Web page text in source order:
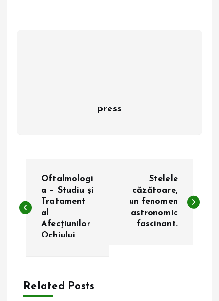
press
v
a
Oftalmologi
a – Studiu și
Tratament
al
Afecțiunilor
Ochiului.
Stelele
căzătoare,
un fenomen
astronomic
fascinant.
Related Posts